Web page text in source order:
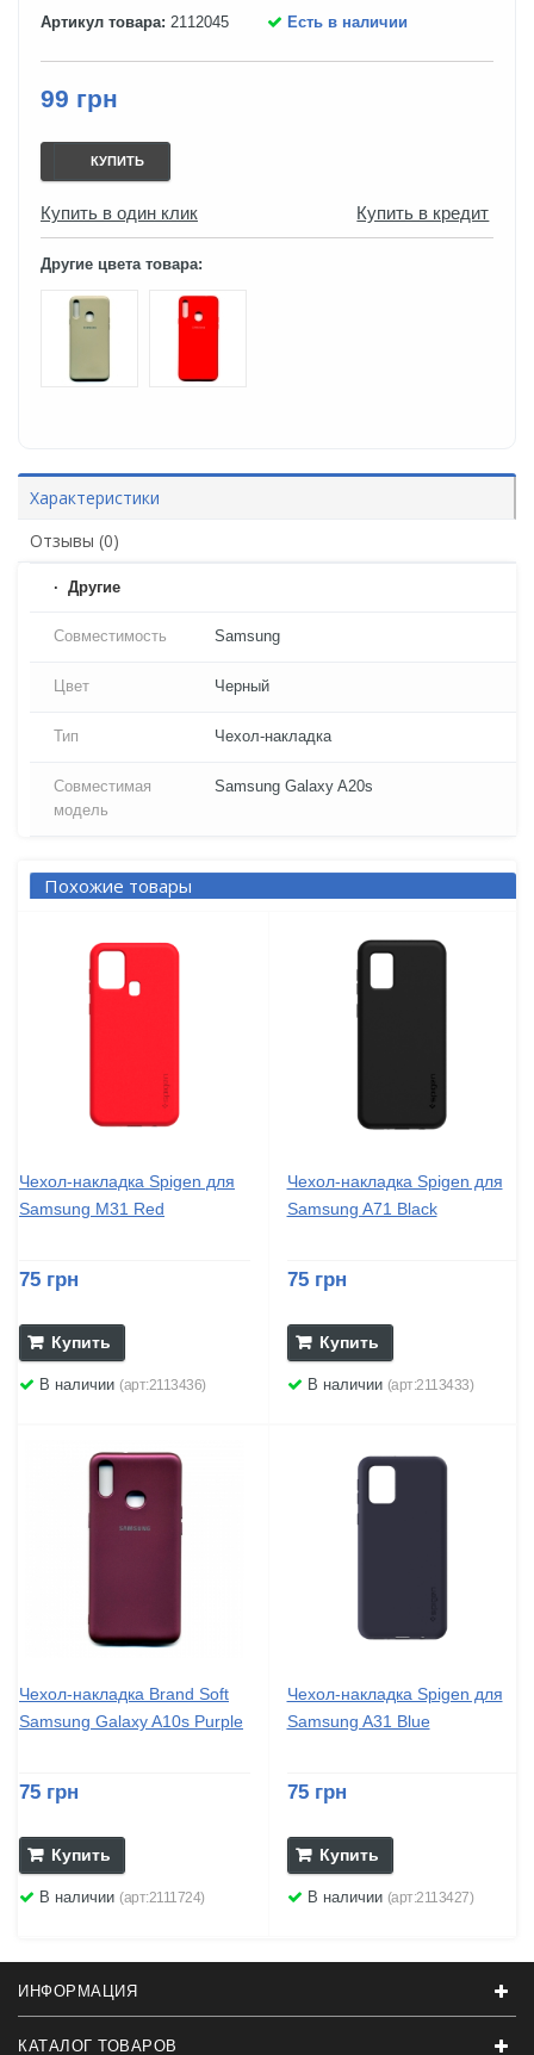
Артикул товара: 2112045 Есть в наличии
99 грн
КУПИТЬ
Купить в один клик Купить в кредит
Другие цвета товара:
Характеристики
Отзывы (0)
Другие
Совместимость Samsung
Цвет Черный
Тип Чехол-накладка
Совместимая
модель
Samsung Galaxy A20s
Похожие товары
Чехол-накладка Spigen для
Samsung M31 Red
75 грн
Купить
В наличии (арт:2113436)
Чехол-накладка Spigen для
Samsung A71 Black
75 грн
Купить
В наличии (арт:2113433)
Чехол-накладка Brand Soft
Samsung Galaxy A10s Purple
75 грн
Купить
В наличии (арт:2111724)
Чехол-накладка Spigen для
Samsung A31 Blue
75 грн
Купить
В наличии (арт:2113427)
ИНФОРМАЦИЯ
КАТАЛОГ ТОВАРОВ